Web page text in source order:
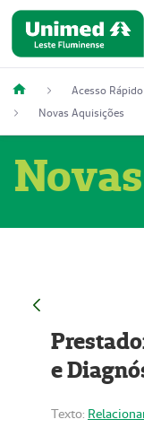
Acesso Rápido
Novas Aquisições
e
Texto: